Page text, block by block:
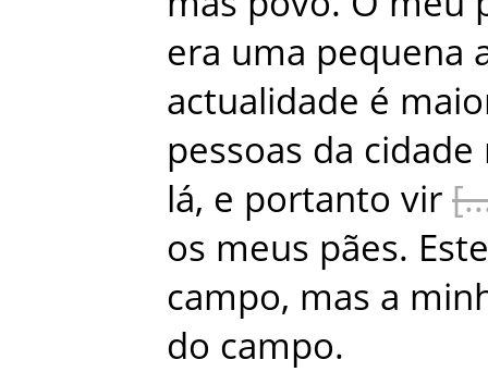
era uma pequena
actualidade é
pessoas da cidade
lá, e portanto vir
os meus pães. Este
campo, mas a
do campo.